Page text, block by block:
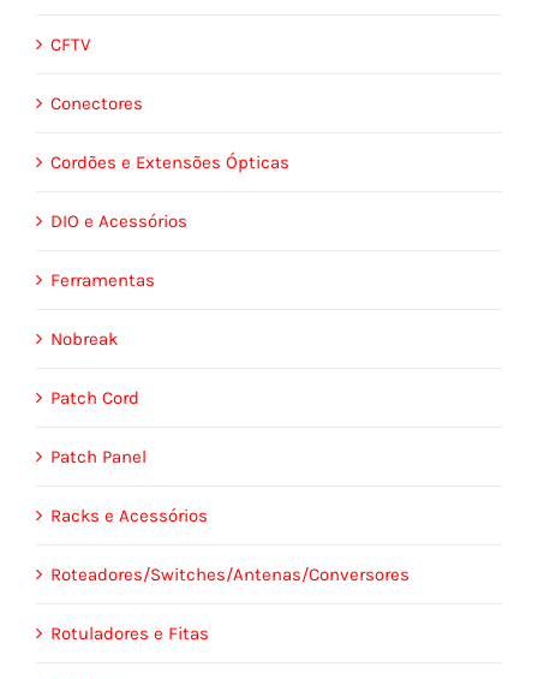
CFTV
Conectores
Cordões e Extensões Ópticas
DIO e Acessórios
Ferramentas
Nobreak
Patch Cord
Patch Panel
Racks e Acessórios
Roteadores/Switches/Antenas/Conversores
Rotuladores e Fitas